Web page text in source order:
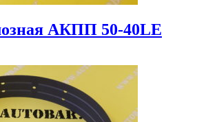
АКПП 50-40LE